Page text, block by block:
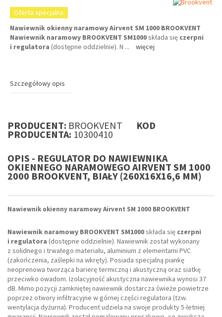
Oferta specjalna
Nawiewnik okienny naramowy Airvent SM 1000 BROOKVENT
Nawiewnik naramowy BROOKVENT SM1000składa się czerpni
i regulatora (dostępne oddzielnie). N ... więcej
Szczegółowy opis
PRODUCENT: BROOKVENT KOD
PRODUCENTA: 10300410
OPIS - REGULATOR DO NAWIEWNIKA
OKIENNEGO NARAMOWEGO AIRVENT SM 1000
2000 BROOKVENT, BIAŁY (260X16X16,6 MM)
Nawiewnik okienny naramowy Airvent SM 1000 BROOKVENT
Nawiewnik naramowy BROOKVENT SM1000składa się czerpni
i regulatora (dostępne oddzielnie). Nawiewnik został wykonany
z solidnego i trwałego materiału, aluminium z elementami PVC
(zakończenia, zaślepki na wkręty). Posiada specjalną piankę
neoprenowa tworząca barierę termiczną i akustyczną oraz siatkę
przeciwko owadom. Izolacyjność akustyczna nawiewnika wynosi 37
dB. Mimo pozycji zamkniętej nawiewnik dostarcza świeże powietrze
poprzez otwory infiltracyjne w górnej części regulatora (tzw.
wentylacja dyżurna). Producent udziela na swoje produkty 5-letniej